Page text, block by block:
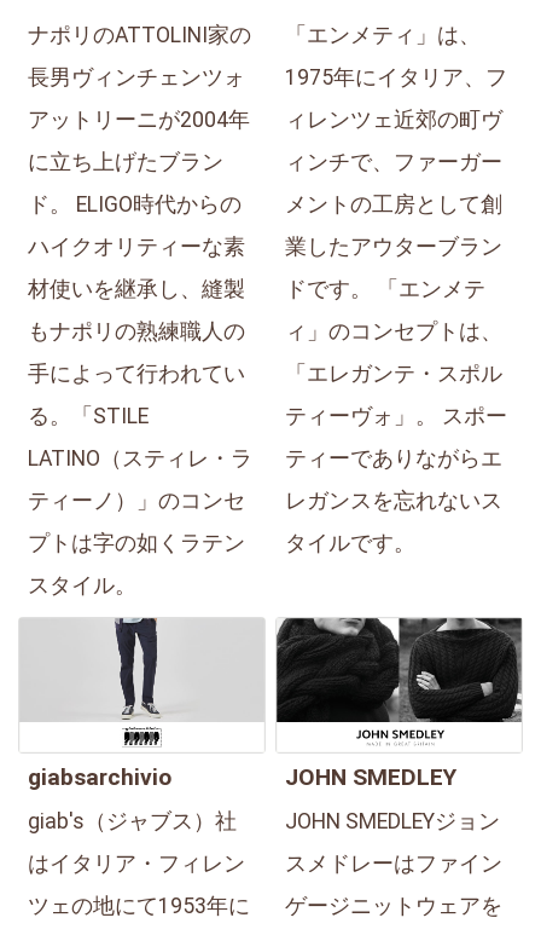
ナポリのATTOLINI家の
長男ヴィンチェンツォ
アットリーニが2004年
に立ち上げたブラン
ド。 ELIGO時代からの
ハイクオリティーな素
材使いを継承し、縫製
もナポリの熟練職人の
手によって行われてい
る。「STILE
LATINO（スティレ・ラ
ティーノ）」のコンセ
プトは字の如くラテン
スタイル。
「エンメティ」は、
1975年にイタリア、フ
ィレンツェ近郊の町ヴ
ィンチで、ファーガー
メントの工房として創
業したアウターブラン
ドです。 「エンメテ
ィ」のコンセプトは、
「エレガンテ・スポル
ティーヴォ」。 スポー
ティーでありながらエ
レガンスを忘れないス
タイルです。
giabsarchivio
giab's（ジャブス）社
はイタリア・フィレン
ツェの地にて1953年に
JOHN SMEDLEY
JOHN SMEDLEYジョン
スメドレーはファイン
ゲージニットウェアを